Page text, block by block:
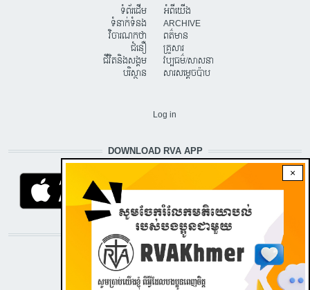
×
ទំព័រដើម
ទំនាក់ទំនង
វិចារណកថា
ជំនឿ
ជីវិតនិងសង្គម
បរិស្ថាន
អំពីយើង
ARCHIVE
ពត៌មាន
គ្រួសារ
វប្បធម៌/សាសនា
សារសម្តេចប៉ាប
Log in
DOWNLOAD RVA APP
STAY CONNECTED WITH US!